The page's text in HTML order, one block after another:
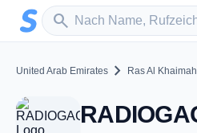
Zum Hauptinhalt springen
search
Sender suchen
United Arab Emirates chevron_right Ras Al Khaimah